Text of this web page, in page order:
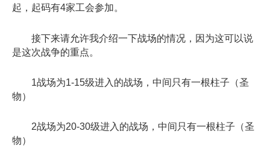
起，起码有4家工会参加。
接下来请允许我介绍一下战场的情况，因为这可以说
是这次战争的重点。
1战场为1-15级进入的战场，中间只有一根柱子（圣
物）
2战场为20-30级进入的战场，中间只有一根柱子（圣
物）